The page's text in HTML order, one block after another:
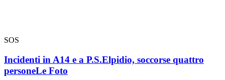
SOS
Incidenti in A14 e a P.S.Elpidio, soccorse quattro
personeLe Foto